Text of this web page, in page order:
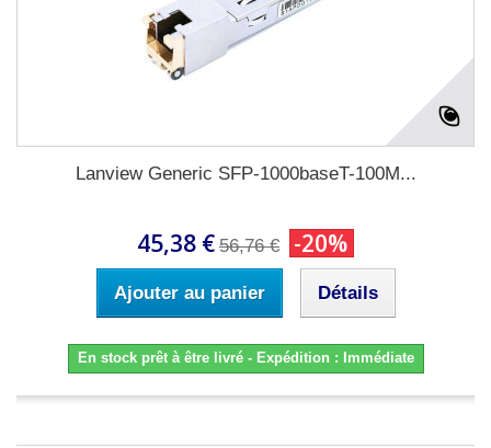
Lanview Generic SFP-1000baseT-100M...
45,38 € 56,76 € -20%
Ajouter au panier Détails
En stock prêt à être livré - Expédition : Immédiate